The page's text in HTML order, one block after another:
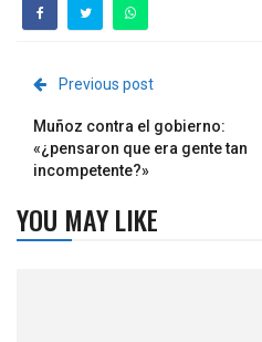
Previous post
Muñoz contra el gobierno:
«¿pensaron que era gente tan
incompetente?»
YOU MAY LIKE